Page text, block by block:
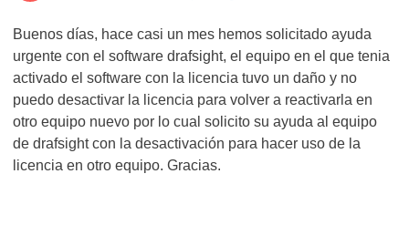
Buenos días, hace casi un mes hemos solicitado ayuda
urgente con el software drafsight, el equipo en el que tenia
activado el software con la licencia tuvo un daño y no
puedo desactivar la licencia para volver a reactivarla en
otro equipo nuevo por lo cual solicito su ayuda al equipo
de drafsight con la desactivación para hacer uso de la
licencia en otro equipo. Gracias.